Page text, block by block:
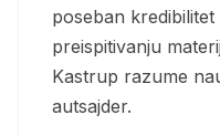
poseban
preispitivanju
Kastrup razume
autsajder.